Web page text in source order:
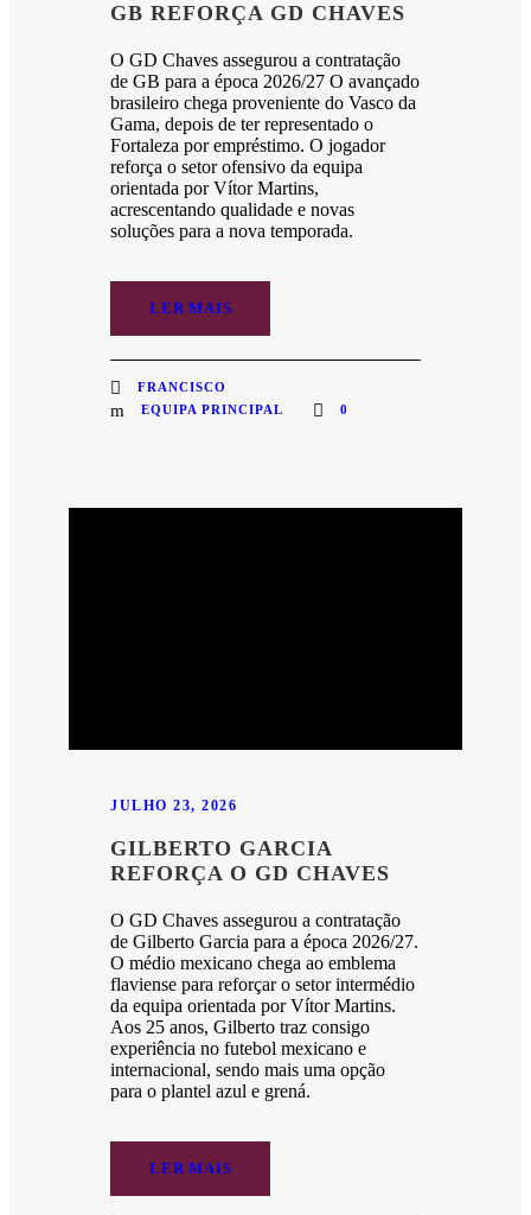
GB REFORÇA GD CHAVES
O GD Chaves assegurou a contratação
de GB para a época 2026/27 O avançado
brasileiro chega proveniente do Vasco da
Gama, depois de ter representado o
Fortaleza por empréstimo. O jogador
reforça o setor ofensivo da equipa
orientada por Vítor Martins,
acrescentando qualidade e novas
soluções para a nova temporada.
LER MAIS
FRANCISCO
EQUIPA PRINCIPAL
0
JULHO 23, 2026
GILBERTO GARCIA
REFORÇA O GD CHAVES
O GD Chaves assegurou a contratação
de Gilberto Garcia para a época 2026/27.
O médio mexicano chega ao emblema
flaviense para reforçar o setor intermédio
da equipa orientada por Vítor Martins.
Aos 25 anos, Gilberto traz consigo
experiência no futebol mexicano e
internacional, sendo mais uma opção
para o plantel azul e grená.
LER MAIS